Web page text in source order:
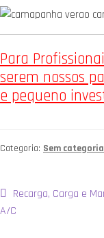
Para
serem nossos
e pequeno
Categoria: Sem categoria
Navegação
de
Artigo
anterior:
Recarga, Carga e
A/C